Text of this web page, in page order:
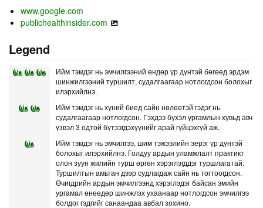
www.google.com
publichealthinsider.com
Legend
Ийм тэмдэг нь эмчилгээний өндөр үр дүнтэй бөгөөд эрдэм
шинжилгээний туршилт, судалгаагаар нотлогдсон болохыг
илэрхийлнэ.
Ийм тэмдэг нь хүний биед сайн нөлөөтэй гэдэг нь
судалгаагаар нотлогдсон. Гэхдээ бүхэл ургамлын хувьд авч
үзвэл 3 одтой бүтээгдэхүүнийг арай гүйцэхгүй аж.
Ийм тэмдэг нь эмчилгээ, шим тэжээлийн эерэг үр дүнтэй
болохыг илэрхийлнэ. Голдуу ардын уламжлалт практикт
олон зуун жилийн турш өргөн хэрэглэгддэг туршлагатай.
Туршилтын амьтан дээр судлагдаж сайн нь тогтоогдсон.
Өчигдрийн ардын эмчилгээнд хэрэглэдэг байсан эмийн
ургамал өнөөдөр шинжлэх ухаанаар нотлогдсон эмчилгээ
болдог гэдгийг санаандаа авбал зохино.